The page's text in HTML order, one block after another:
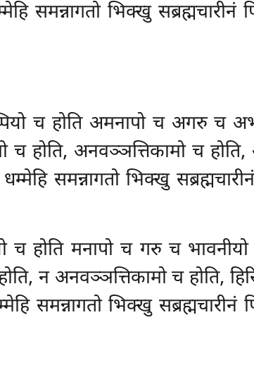
समन्नागतो भिक्खु सब्रह्मचारीनं
च होति अमनापो च अगरु च
होति, अनवञ्ञत्तिकामो च होति,
समन्नागतो भिक्खु
च होति मनापो च गरु च
न अनवञ्ञत्तिकामो च होति,
समन्नागतो भिक्खु सब्रह्मचारीनं